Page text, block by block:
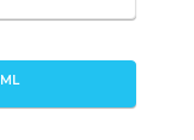
ML